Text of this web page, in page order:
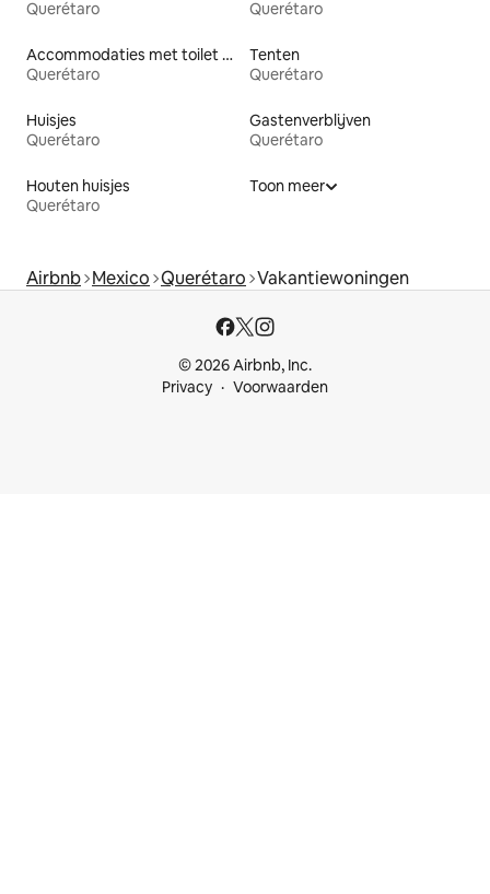
Querétaro
Querétaro
Accommodaties met toilet op toegankelijke hoogte
Querétaro
Tenten
Querétaro
Huisjes
Querétaro
Gastenverblijven
Querétaro
Houten huisjes
Querétaro
Toon meer
Airbnb Mexico Querétaro Vakantiewoningen
© 2026 Airbnb, Inc.
Privacy
Voorwaarden